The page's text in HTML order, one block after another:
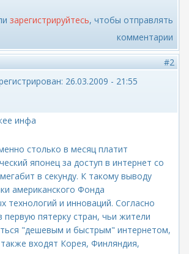
зарегистрируйтесь, чтобы отправлять
комментарии
#2
26.03.2009 - 21:55
инфа
столько в месяц платит
японец за доступ в интернет со
в секунду. К такому выводу
американского Фонда
технологий и инноваций. Согласно
первую пятерку стран, чьи жители
"дешевым и быстрым" интернетом,
входят Корея, Финляндия,